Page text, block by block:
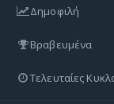
Δημοφιλή
Βραβευμένα
Τελευταίες